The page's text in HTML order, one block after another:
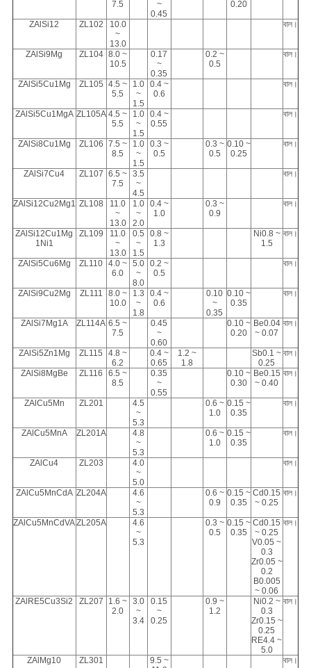
7.5
~
0.45
0.20
ZAlSi12 ZL102
10.0
~
13.0
বাল।
ZAlSi9Mg ZL104 8.0 ~
10.5
0.17
~
0.35
0.2 ~
0.5
বাল।
ZAlSi5Cu1Mg ZL105
4.5 ~
5.5
1.0
~
1.5
0.4 ~
0.6
বাল।
ZAlSi5Cu1MgA ZL105A 4.5 ~
5.5
1.0
~
1.5
0.4 ~
0.55
বাল।
ZAlSi8Cu1Mg ZL106
7.5 ~
8.5
1.0
~
1.5
0.3 ~
0.5
0.3 ~
0.5
0.10 ~
0.25
বাল।
ZAlSi7Cu4 ZL107
6.5 ~
7.5
3.5
~
4.5
বাল।
ZAlSi12Cu2Mg1 ZL108
11.0
~
13.0
1.0
~
2.0
0.4 ~
1.0
0.3 ~
0.9
বাল।
ZAlSi12Cu1Mg
1Ni1
ZL109
11.0
~
13.0
0.5
~
1.5
0.8 ~
1.3
Ni0.8 ~
1.5
বাল।
ZAlSi5Cu6Mg ZL110
4.0 ~
6.0
5.0
~
8.0
0.2 ~
0.5
বাল।
ZAlSi9Cu2Mg ZL111
8.0 ~
10.0
1.3
~
1.8
0.4 ~
0.6
0.10
~
0.35
0.10 ~
0.35
বাল।
ZAlSi7Mg1A ZL114A 6.5 ~
7.5
0.45
~
0.60
0.10 ~
0.20
Be0.04
~ 0.07
বাল।
ZAlSi5Zn1Mg ZL115
4.8 ~
6.2
0.4 ~
0.65
1.2 ~
1.8
Sb0.1 ~
0.25
বাল।
ZAlSi8MgBe ZL116
6.5 ~
8.5
0.35
~
0.55
0.10 ~
0.30
Be0.15
~ 0.40
বাল।
ZAlCu5Mn ZL201
4.5
~
5.3
0.6 ~
1.0
0.15 ~
0.35
বাল।
ZAlCu5MnA ZL201A
4.8
~
5.3
0.6 ~
1.0
0.15 ~
0.35
বাল।
ZAlCu4 ZL203
4.0
~
5.0
বাল।
ZAlCu5MnCdA ZL204A
4.6
~
5.3
0.6 ~
0.9
0.15 ~
0.35
Cd0.15
~ 0.25
বাল।
ZAlCu5MnCdVAZL205A
4.6
~
5.3
0.3 ~
0.5
0.15 ~
0.35
Cd0.15
~ 0.25
V0.05 ~
0.3
Zr0.05 ~
0.2
B0.005
~ 0.06
বাল।
ZAlRE5Cu3Si2 ZL207
1.6 ~
2.0
3.0
~
3.4
0.15
~
0.25
0.9 ~
1.2
Ni0.2 ~
0.3
Zr0.15 ~
0.25
RE4.4 ~
5.0
বাল।
ZAlMg10 ZL301
9.5 ~
বাল।